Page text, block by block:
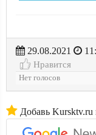
29.08.2021
Нравится
Нет голосов
Добавь Kursktv.ru